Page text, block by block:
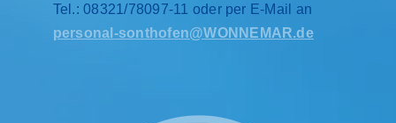
Tel.: 08321/78097-11 oder per E-Mail an
personal-sonthofen@WONNEMAR.de